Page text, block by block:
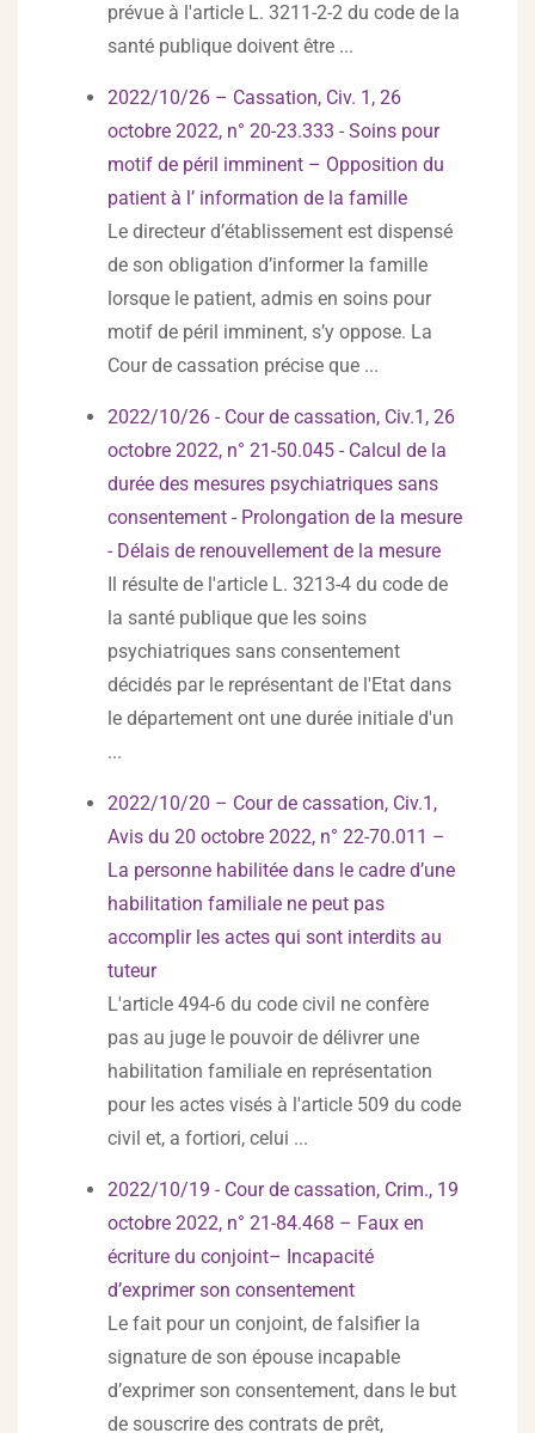
prévue à l'article L. 3211-2-2 du code de la
santé publique doivent être ...
2022/10/26 – Cassation, Civ. 1, 26
octobre 2022, n° 20-23.333 - Soins pour
motif de péril imminent – Opposition du
patient à l’ information de la famille
Le directeur d’établissement est dispensé
de son obligation d’informer la famille
lorsque le patient, admis en soins pour
motif de péril imminent, s’y oppose. La
Cour de cassation précise que ...
2022/10/26 - Cour de cassation, Civ.1, 26
octobre 2022, n° 21-50.045 - Calcul de la
durée des mesures psychiatriques sans
consentement - Prolongation de la mesure
- Délais de renouvellement de la mesure
Il résulte de l'article L. 3213-4 du code de
la santé publique que les soins
psychiatriques sans consentement
décidés par le représentant de l'Etat dans
le département ont une durée initiale d'un
...
2022/10/20 – Cour de cassation, Civ.1,
Avis du 20 octobre 2022, n° 22-70.011 –
La personne habilitée dans le cadre d’une
habilitation familiale ne peut pas
accomplir les actes qui sont interdits au
tuteur
L'article 494-6 du code civil ne confère
pas au juge le pouvoir de délivrer une
habilitation familiale en représentation
pour les actes visés à l'article 509 du code
civil et, a fortiori, celui ...
2022/10/19 - Cour de cassation, Crim., 19
octobre 2022, n° 21-84.468 – Faux en
écriture du conjoint– Incapacité
d’exprimer son consentement
Le fait pour un conjoint, de falsifier la
signature de son épouse incapable
d’exprimer son consentement, dans le but
de souscrire des contrats de prêt,